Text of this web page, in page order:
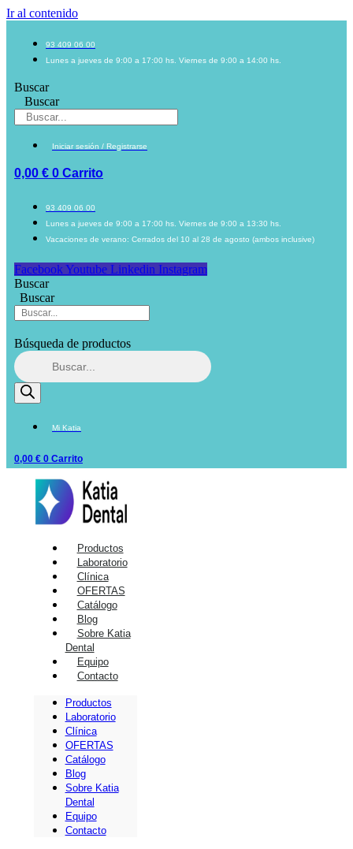
Ir al contenido
93 409 06 00
Lunes a jueves de 9:00 a 17:00 hs. Viernes de 9:00 a 14:00 hs.
Buscar
Buscar
Iniciar sesión / Registrarse
0,00 € 0 Carrito
93 409 06 00
Lunes a jueves de 9:00 a 17:00 hs. Viernes de 9:00 a 13:30 hs.
Vacaciones de verano: Cerrados del 10 al 28 de agosto (ambos inclusive)
Facebook Youtube Linkedin Instagram
Buscar
Buscar
Búsqueda de productos
Mi Katia
0,00 € 0 Carrito
Productos
Laboratorio
Clínica
OFERTAS
Catálogo
Blog
Sobre Katia
Dental
Equipo
Contacto
Productos
Laboratorio
Clínica
OFERTAS
Catálogo
Blog
Sobre Katia
Dental
Equipo
Contacto